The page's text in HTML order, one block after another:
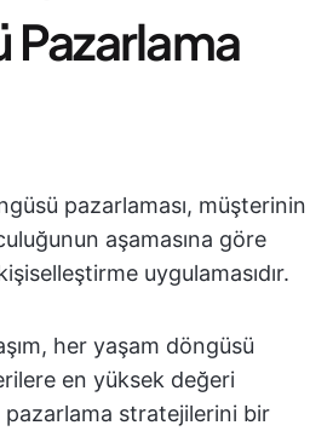
Pazarlama
pazarlaması, müşterinin
aşamasına göre
uygulamasıdır.
her yaşam döngüsü
en yüksek değeri
stratejilerini bir